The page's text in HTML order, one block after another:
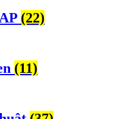
(22)
(11)